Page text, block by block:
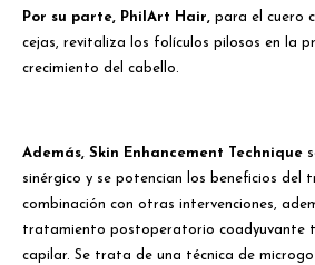
Por su parte, PhilArt Hair, para el cuero
cejas, revitaliza los folículos pilosos en la
crecimiento del cabello.
Además, Skin Enhancement Technique
sinérgico y se potencian los beneficios del
combinación con otras intervenciones,
tratamiento postoperatorio coadyuvante
capilar. Se trata de una técnica de